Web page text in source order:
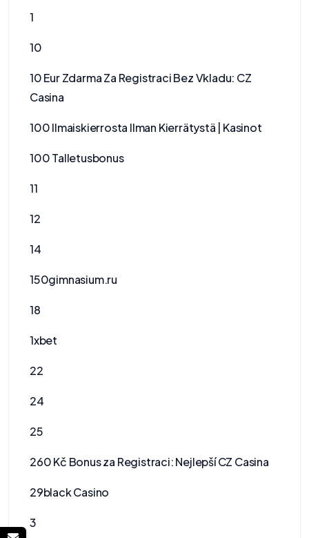
1
10
10 Eur Zdarma Za Registraci Bez Vkladu: CZ
Casina
100 Ilmaiskierrosta Ilman Kierrätystä | Kasinot
100 Talletusbonus
11
12
14
150gimnasium.ru
18
1xbet
22
24
25
260 Kč Bonus za Registraci: Nejlepší CZ Casina
29black Casino
3